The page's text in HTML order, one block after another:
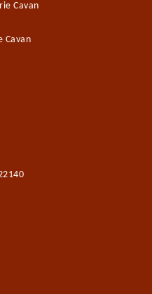
Cavan
Cavan